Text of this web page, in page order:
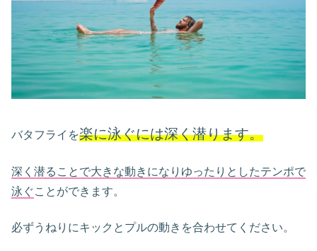
バタフライを楽に泳ぐには深く潜ります。
深く潜ることで大きな動きになりゆったりとしたテンポで
泳ぐことができます。
必ずうねりにキックとプルの動きを合わせてください。